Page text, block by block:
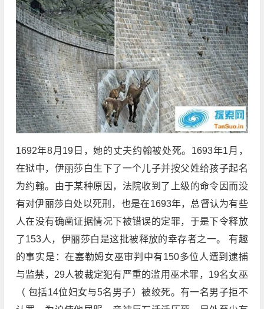
1692年8月19日，她的丈夫约翰被处死。1693年1月，
在狱中，伊丽莎白生下了一个儿子并按父姓给孩子起名
为约翰。由于某种原因，法院收到了上级的命令因而没
有对伊丽莎白处以死刑，也是在1693年，总督认为有些
人在没有确凿证据情况下被错误的定罪，于是下令释放
了153人，伊丽莎白是这批被释放的幸存者之一。 有趣
的事实是：在塞勒姆女巫审判中有150多位人遭到逮捕
与监禁，29人被裁定犯有严重的滥用巫术罪，19名女巫
（ 包括14位妇女与5名男子）被绞死。有一名男子拒不